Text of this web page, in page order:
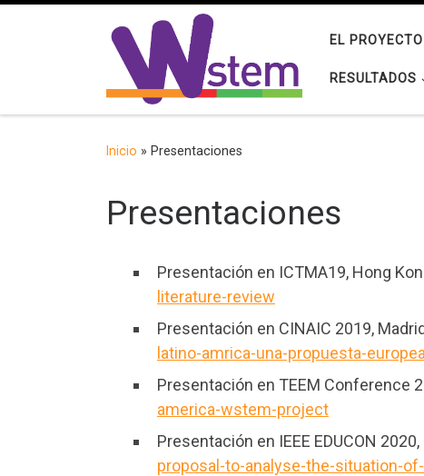
Saltar al contenido
EL PROYECTO
RESULTADOS
Inicio » Presentaciones
Presentaciones
Presentación en ICTMA19, Hong
literature-review
Presentación en CINAIC 2019,
latino-amrica-una-propuesta-europea
Presentación en TEEM Conference
america-wstem-project
Presentación en IEEE EDUCON
proposal-to-analyse-the-situation-